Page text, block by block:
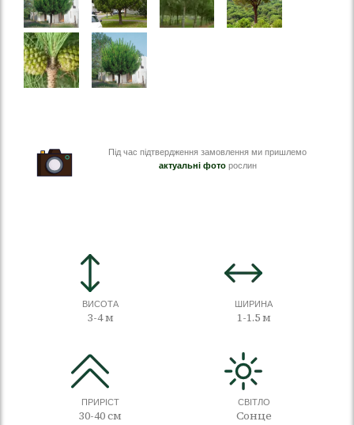
Під час підтвердження замовлення ми пришлемо
актуальні фоторослин
ВИСОТА
3-4 м
ШИРИНА
1-1.5 м
ПРИРІСТ
30-40 см
СВІТЛО
Сонце